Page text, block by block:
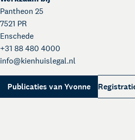
Kienhuis Legal Academy
Masterclasses en Events
Over Kienhuis Legal
Uw legal business partner
Pantheon 25
7521 PR
Enschede
+31 88 480 4000
info@kienhuislegal.nl
Publicaties van Yvonne